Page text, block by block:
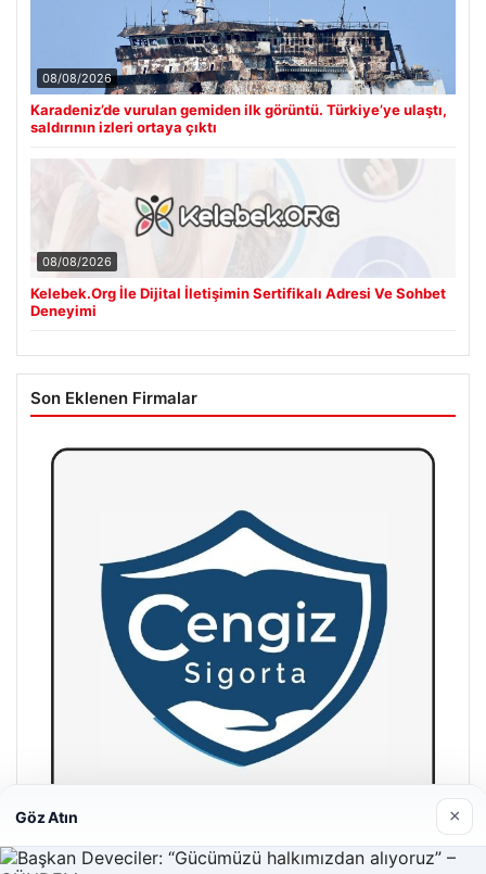
08/08/2026
Karadeniz’de vurulan gemiden ilk görüntü. Türkiye’ye ulaştı,
saldırının izleri ortaya çıktı
08/08/2026
Kelebek.Org İle Dijital İletişimin Sertifikalı Adresi Ve Sohbet
Deneyimi
Son Eklenen Firmalar
Göz Atın ×